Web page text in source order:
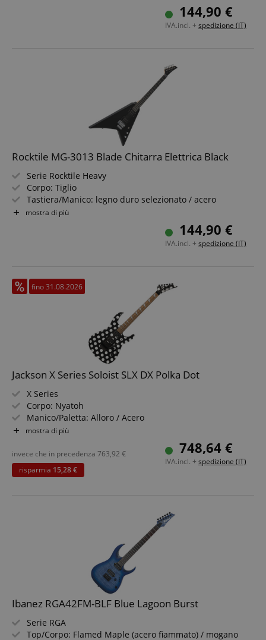
Include cavo per chitarra da 2,5 m, leva tremolo e chiave
144,90 €
IVA.incl. + spedizione (IT)
Rocktile MG-3013 Blade Chitarra Elettrica Black
Serie Rocktile Heavy
Corpo: Tiglio
Tastiera/Manico: legno duro selezionato / acero
Pickup: 2x Humbucker
Incluso cavo da 2,5 m, leva del tremolo e chiave
mostra di più
144,90 €
IVA.incl. + spedizione (IT)
fino 31.08.2026
Jackson X Series Soloist SLX DX Polka Dot
X Series
Corpo: Nyatoh
Manico/Paletta: Alloro / Acero
Pickup: 2x Jackson Covered High-Output Humbucking
Colore & Finitura: Polka Dot, Satinato
mostra di più
748,64 €
IVA.incl. + spedizione (IT)
invece che in precedenza 763,92 €
risparmia 15,28 €
Ibanez RGA42FM-BLF Blue Lagoon Burst
Serie RGA
Top/Corpo: Flamed Maple (acero fiammato) / mogano